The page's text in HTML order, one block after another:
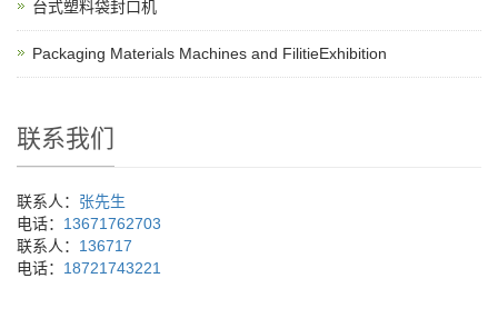
台式塑料袋封口机
Packaging Materials Machines and FilitieExhibition
联系我们
联系人： 张先生
电话： 13671762703
联系人： 136717
电话： 18721743221